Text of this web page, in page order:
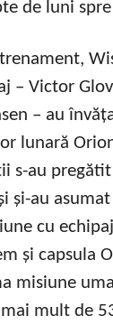
de luni
– Victor
– au
lunară
s-au
și-au
cu
și capsula
misiune
mult de